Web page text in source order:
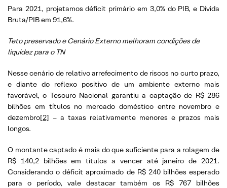
Para 2021, projetamos déficit primário em 3,0% do PIB, e Dívida
Bruta/PIB em 91,6%.
Teto preservado e Cenário Externo melhoram condições de
liquidez para o TN
Nesse cenário de relativo arrefecimento de riscos no curto prazo,
e diante do reflexo positivo de um ambiente externo mais
favorável, o Tesouro Nacional garantiu a captação de R$ 286
bilhões em títulos no mercado doméstico entre novembro e
dezembro[2] – a taxas relativamente menores e prazos mais
longos.
O montante captado é mais do que suficiente para a rolagem de
R$ 140,2 bilhões em títulos a vencer até janeiro de 2021.
Considerando o déficit aproximado de R$ 240 bilhões esperado
para o período, vale destacar também os R$ 767 bilhões